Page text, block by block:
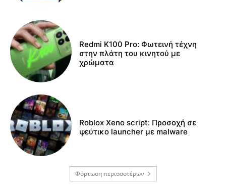
Redmi K100 Pro: Φωτεινή τέχνη
στην πλάτη του κινητού με
χρώματα
Roblox Xeno script: Προσοχή σε
ψεύτικο launcher με malware
Φόρτωση περισσοτέρων